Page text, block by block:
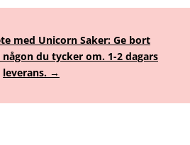
med Unicorn Saker: Ge bort
du tycker om. 1-2 dagars
leverans. →